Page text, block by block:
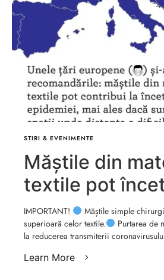
STIRI & EVENIMENTE
Măștile din
textile pot
epidemia
IMPORTANT!
Măștile simple
superioară celor textile.
Purtarea de
la reducerea transmiterii
Learn More